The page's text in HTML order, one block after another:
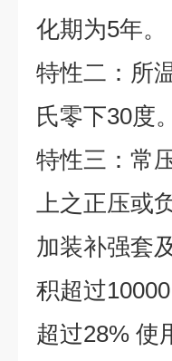
化期为5年。
特性二：所
氏零下30度。
特性三：常
上之正压或
加装补强套
积超过
超过28% 使